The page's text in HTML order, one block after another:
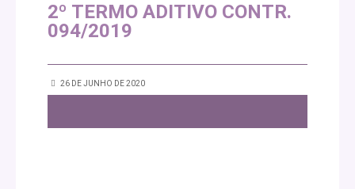
2º TERMO ADITIVO CONTR.
094/2019
26 DE JUNHO DE 2020